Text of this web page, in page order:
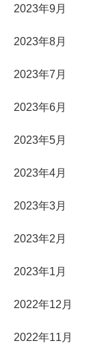
2023年9月
2023年8月
2023年7月
2023年6月
2023年5月
2023年4月
2023年3月
2023年2月
2023年1月
2022年12月
2022年11月